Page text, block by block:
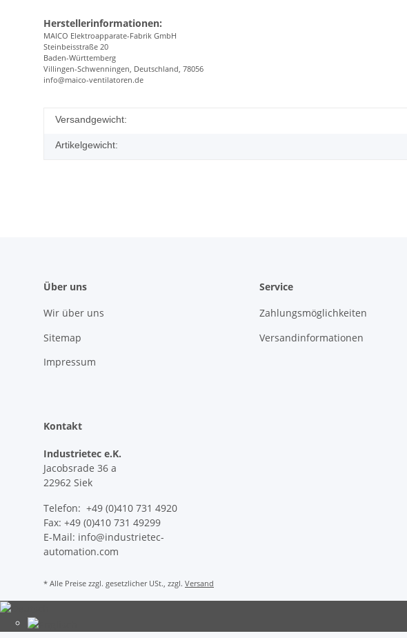
Herstellerinformationen:
MAICO Elektroapparate-Fabrik GmbH
Steinbeisstraße 20
Baden-Württemberg
Villingen-Schwenningen, Deutschland, 78056
info@maico-ventilatoren.de
Versandgewicht:
Artikelgewicht:
Über uns
Wir über uns
Sitemap
Impressum
Service
Zahlungsmöglichkeiten
Versandinformationen
Kontakt
Industrietec e.K.
Jacobsrade 36 a
22962 Siek
Telefon: +49 (0)410 731 4920
Fax: +49 (0)410 731 49299
E-Mail: info@industrietec-
automation.com
* Alle Preise zzgl. gesetzlicher USt., zzgl. Versand